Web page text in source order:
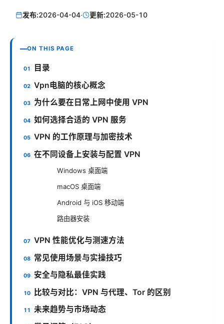
发布:2026-04-04· 更新:2026-05-10
ON THIS PAGE
目录
Vpn电脑的核心概念
为什么要在日常上网中使用 VPN
如何选择合适的 VPN 服务
VPN 的工作原理与加密技术
在不同设备上安装与配置 VPN
Windows 桌面端
macOS 桌面端
Android 与 iOS 移动端
路由器安装
VPN 性能优化与测速方法
常见使用场景与实操技巧
安全与隐私最佳实践
比较与对比：VPN 与代理、Tor 的区别
未来趋势与市场动态